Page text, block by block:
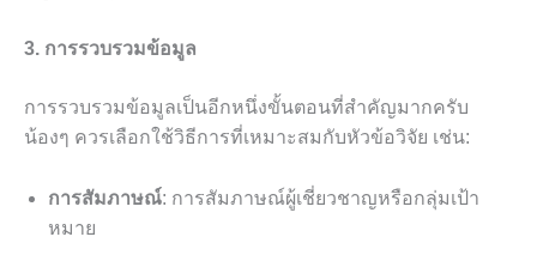
3. การรวบรวมข้อมูล
การรวบรวมข้อมูลเป็นอีกหนึ่งขั้นตอนที่สำคัญมากครับ
น้องๆ ควรเลือกใช้วิธีการที่เหมาะสมกับหัวข้อวิจัย เช่น:
การสัมภาษณ์: การสัมภาษณ์ผู้เชี่ยวชาญหรือกลุ่มเป้า
หมาย